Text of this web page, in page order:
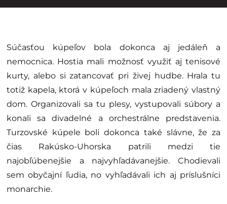
Súčasťou kúpeľov bola dokonca aj jedáleň a
nemocnica. Hostia mali možnosť využiť aj tenisové
kurty, alebo si zatancovať pri živej hudbe. Hrala tu
totiž kapela, ktorá v kúpeľoch mala zriadený vlastný
dom. Organizovali sa tu plesy, vystupovali súbory a
konali sa divadelné a orchestrálne predstavenia.
Turzovské kúpele boli dokonca také slávne, že za
čias Rakúsko-Uhorska patrili medzi tie
najobľúbenejšie a najvyhľadávanejšie. Chodievali
sem obyčajní ľudia, no vyhľadávali ich aj príslušníci
monarchie.